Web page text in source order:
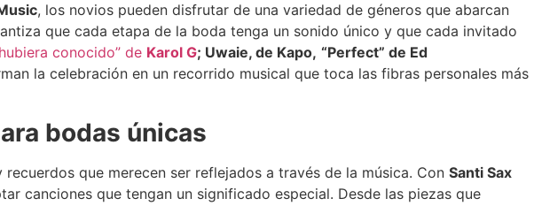
, los novios pueden disfrutar de una variedad de géneros que abarcan
que cada etapa de la boda tenga un sonido único y que cada invitado
conocido” de Karol G; Uwaie, de Kapo, “Perfect” de Ed
la celebración en un recorrido musical que toca las fibras personales más
bodas únicas
que merecen ser reflejados a través de la música. Con Santi Sax
canciones que tengan un significado especial. Desde las piezas que